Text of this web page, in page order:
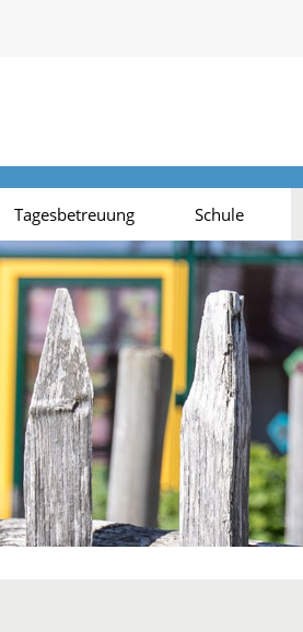
Tagesbetreuung Schule